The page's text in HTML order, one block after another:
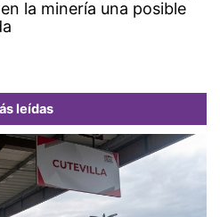
la minería una posible
leídas